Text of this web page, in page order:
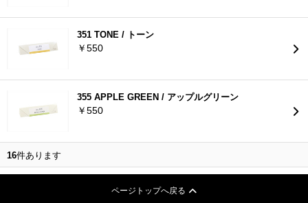
351 TONE / トーン
￥550
355 APPLE GREEN / アップルグリーン
￥550
16件あります
ページトップへ戻る